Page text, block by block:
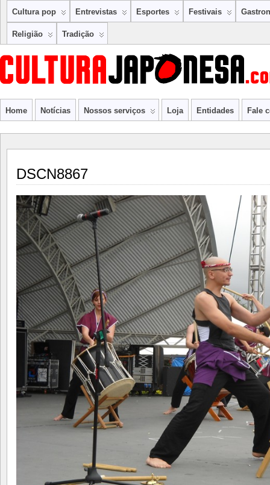
Cultura pop Entrevistas Esportes Festivais
Religião Tradição
Home Notícias Nossos serviços Loja Entidades Fale
DSCN8867